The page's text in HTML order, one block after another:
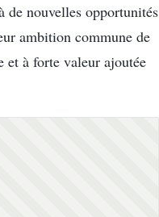
de nouvelles opportunités
ambition commune de
et à forte valeur ajoutée